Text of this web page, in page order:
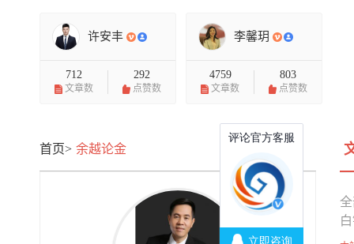
许安丰
712
文章数
292
点赞数
李馨玥
4759
文章数
803
点赞数
首页> 余越论金